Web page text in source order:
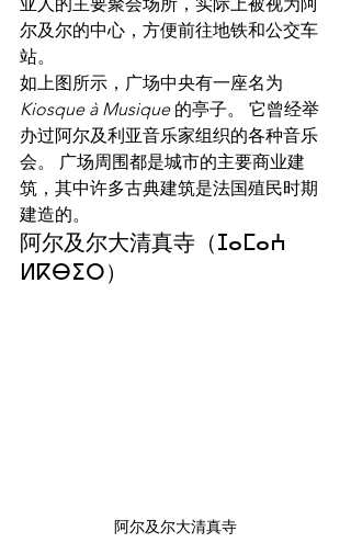
尔及尔的中心，方便前往地铁和公交车
站。
如上图所示，广场中央有一座名为
Kiosque à Musique 的亭子。 它曾经举
办过阿尔及利亚音乐家组织的各种音乐
会。 广场周围都是城市的主要商业建
筑，其中许多古典建筑是法国殖民时期
建造的。
阿尔及尔大清真寺（ⵊⴰⵎⴰⵄ
ⵍⴽⴱⵉⵔ）
阿尔及尔大清真寺